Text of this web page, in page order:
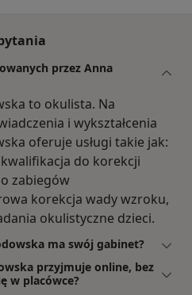
przez Anna
to okulista. Na
i wykształcenia
oferuje usługi takie jak:
do korekcji
zabiegów
korekcja wady wzroku,
okulistyczne dzieci.
ma swój gabinet?
przyjmuje online, bez
w placówce?